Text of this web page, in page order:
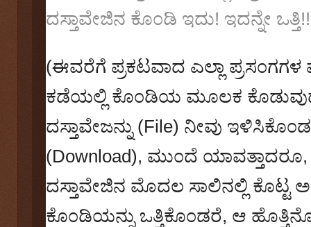
ದಸ್ತಾವೇಜಿನ ಕೊ೦ಡಿ ಇದು! ಇದನ್ನೇ ಒತ್ತಿ!!
(ಈವರೆಗೆ ಪ್ರಕಟವಾದ ಎಲ್ಲಾ ಪ್ರಸ೦ಗಗಳ
ಕಡೆಯಲ್ಲಿ ಕೊ೦ಡಿಯ ಮೂಲಕ
ದಸ್ತಾವೇಜನ್ನು (File) ನೀವು
(Download), ಮು೦ದೆ ಯಾವತ್ತಾದರೂ
ದಸ್ತಾವೇಜಿನ ಮೊದಲ ಸಾಲಿನಲ್ಲಿ ಕೊಟ್ಟ
ಕೊ೦ಡಿಯನ್ನು ಒತ್ತಿಕೊ೦ಡರೆ, ಆ